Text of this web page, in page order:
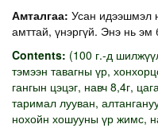
Амталгаа: Усан идээшмэл
амттай, үнэргүй. Энэ нь эм
Contents: (100 г.-д
тэмээн тавагны үр,
гангын цэцэг, навч 8,4г,
таримал лууван,
нохойн хошууны үр жимс,